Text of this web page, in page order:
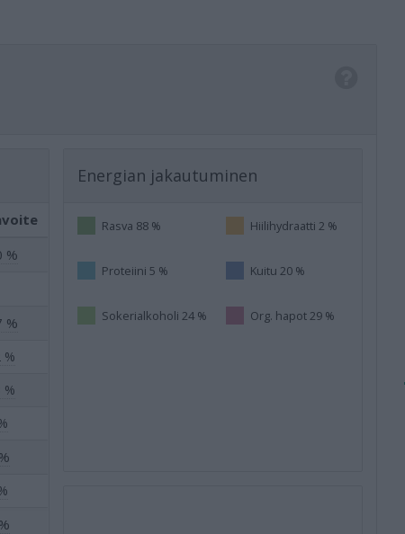
%
%
%
%
Energian jakautuminen
Rasva 88 % Hiilihydraatti 2 %
Proteiini 5 % Kuitu 20 %
Sokerialkoholi 24 % Org. hapot 29 %